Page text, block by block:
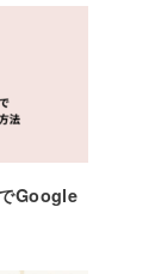
Google